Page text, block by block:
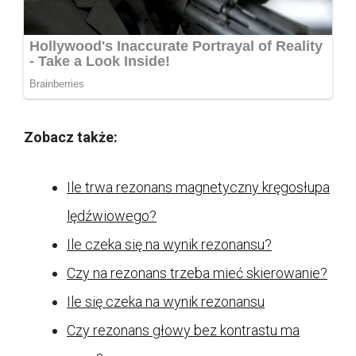
Zobacz także:
Ile trwa rezonans magnetyczny kręgosłupa
lędźwiowego?
Ile czeka się na wynik rezonansu?
Czy na rezonans trzeba mieć skierowanie?
Ile się czeka na wynik rezonansu
Czy rezonans głowy bez kontrastu ma